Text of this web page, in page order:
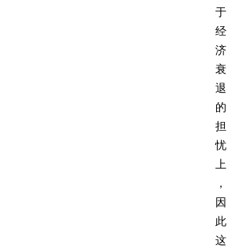
于
经
济
衰
退
的
担
忧
上
，
因
此
这